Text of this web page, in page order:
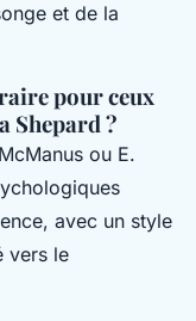
et de la
pour ceux
Shepard ?
ou E.
avec un style
vers le